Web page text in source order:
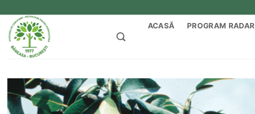
content
ACASĂ PROGRAM RADAR